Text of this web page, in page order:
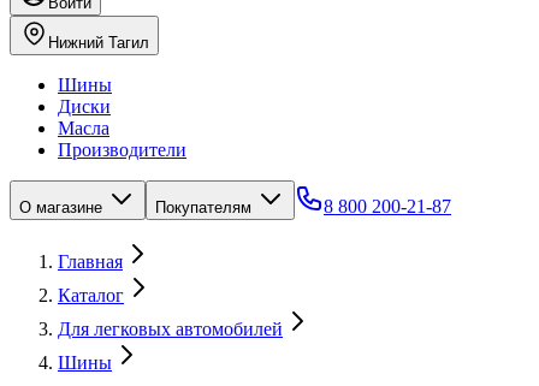
Нижний Тагил
Шины
Диски
Масла
Производители
О магазине Покупателям 8 800 200-21-87
Главная
Каталог
Для легковых автомобилей
Шины